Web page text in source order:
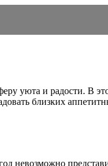
уюта и радости. В
близких
невозможно